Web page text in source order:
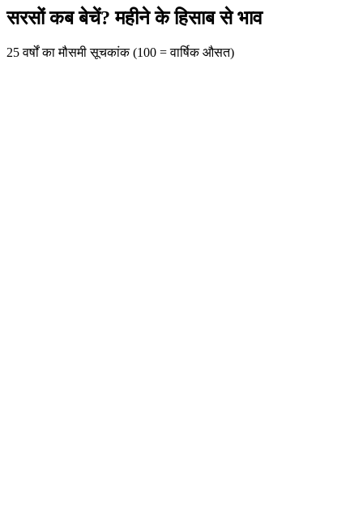
सरसों कब बेचें? महीने के हिसाब से भाव
25 वर्षों का मौसमी सूचकांक (100 = वार्षिक औसत)